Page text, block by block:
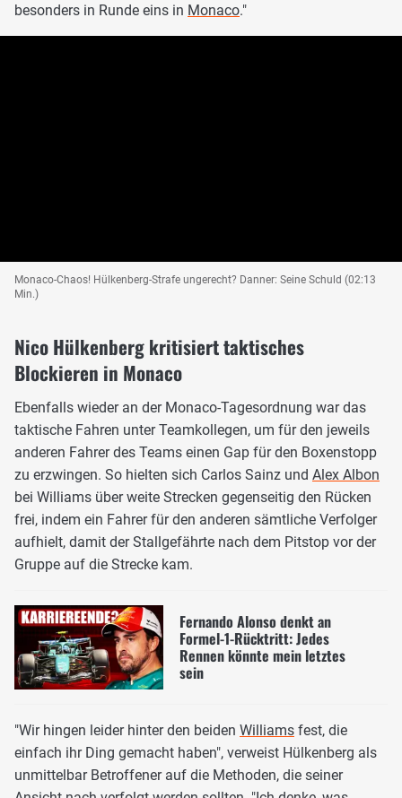
besonders in Runde eins in Monaco."
Monaco-Chaos! Hülkenberg-Strafe ungerecht? Danner: Seine Schuld (02:13
Min.)
Nico Hülkenberg kritisiert taktisches
Blockieren in Monaco
Ebenfalls wieder an der Monaco-Tagesordnung war das
taktische Fahren unter Teamkollegen, um für den jeweils
anderen Fahrer des Teams einen Gap für den Boxenstopp
zu erzwingen. So hielten sich Carlos Sainz und Alex Albon
bei Williams über weite Strecken gegenseitig den Rücken
frei, indem ein Fahrer für den anderen sämtliche Verfolger
aufhielt, damit der Stallgefährte nach dem Pitstop vor der
Gruppe auf die Strecke kam.
Fernando Alonso denkt an
Formel-1-Rücktritt: Jedes
Rennen könnte mein letztes
sein
"Wir hingen leider hinter den beiden Williams fest, die
einfach ihr Ding gemacht haben", verweist Hülkenberg als
unmittelbar Betroffener auf die Methoden, die seiner